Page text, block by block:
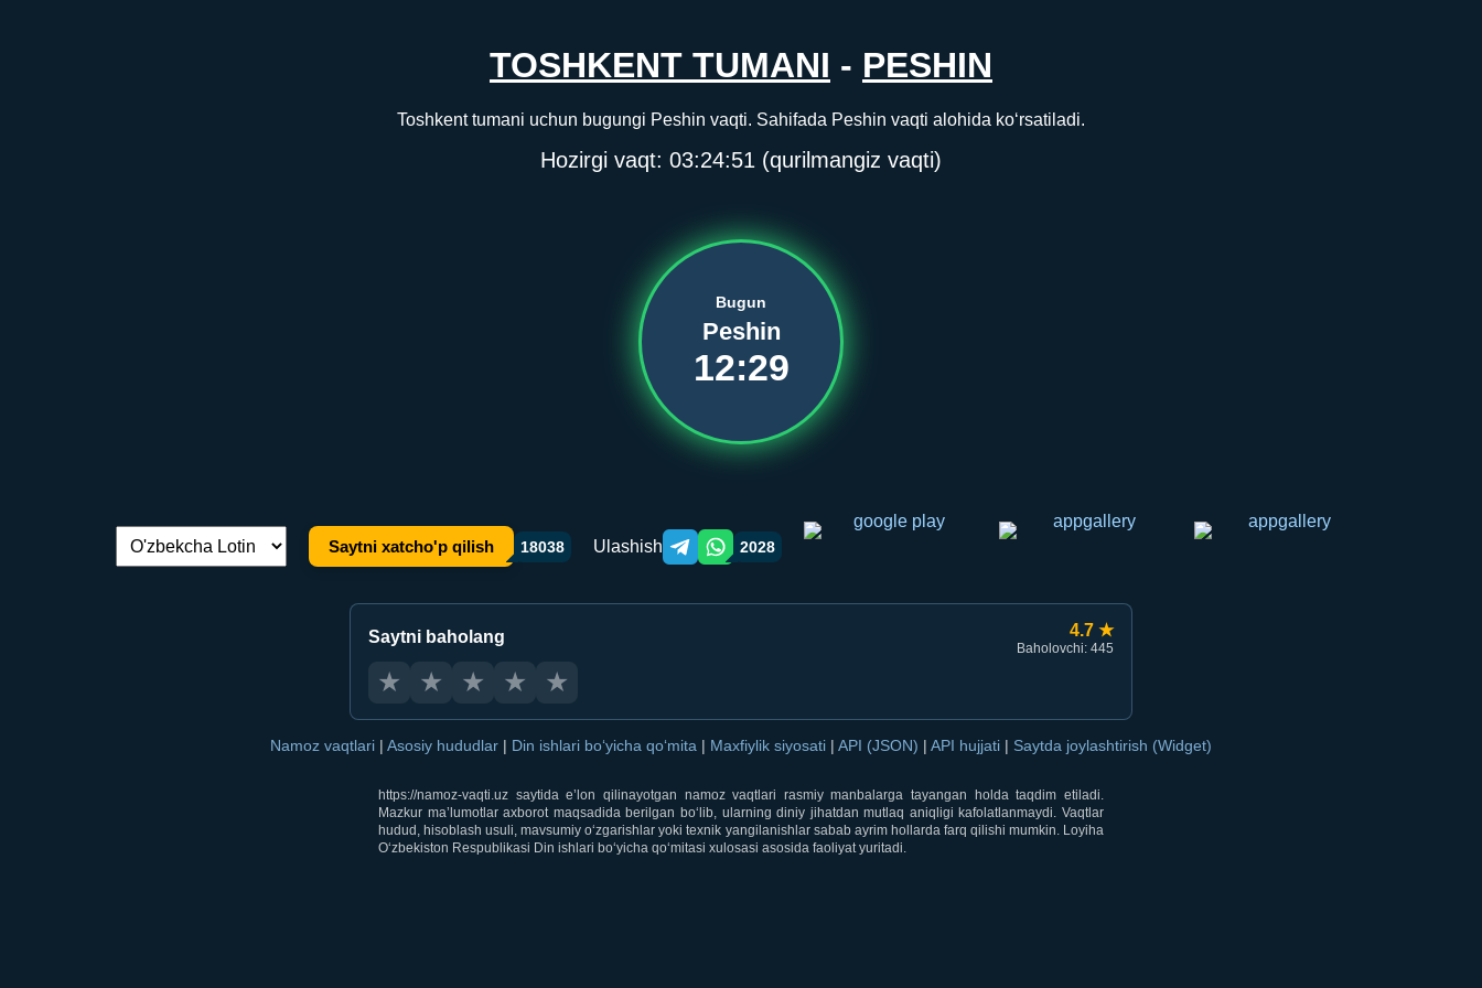
TOSHKENT TUMANI - PESHIN
Toshkent tumani uchun bugungi Peshin vaqti. Sahifada Peshin vaqti alohida ko‘rsatiladi.
Hozirgi vaqt: 03:24:51 (qurilmangiz vaqti)
Bugun
Peshin
12:29
Tilni almashtirish: Saytni xatcho'p qilish 18038 Ulashish Telegram orqali ulashish
WhatsApp orqali ulashish
2028
Saytni baholang 4.7 ★
Baholovchi: 445
★ ★ ★ ★ ★
Namoz vaqtlari | Asosiy hududlar | Din ishlari bo‘yicha qo‘mita | Maxfiylik siyosati | API (JSON) | API hujjati | Saytda joylashtirish (Widget)
https://namoz-vaqti.uz saytida e’lon qilinayotgan namoz vaqtlari rasmiy manbalarga tayangan holda taqdim etiladi.
Mazkur ma’lumotlar axborot maqsadida berilgan bo‘lib, ularning diniy jihatdan mutlaq aniqligi kafolatlanmaydi. Vaqtlar
hudud, hisoblash usuli, mavsumiy o‘zgarishlar yoki texnik yangilanishlar sabab ayrim hollarda farq qilishi mumkin. Loyiha
O‘zbekiston Respublikasi Din ishlari bo‘yicha qo‘mitasi xulosasi asosida faoliyat yuritadi.